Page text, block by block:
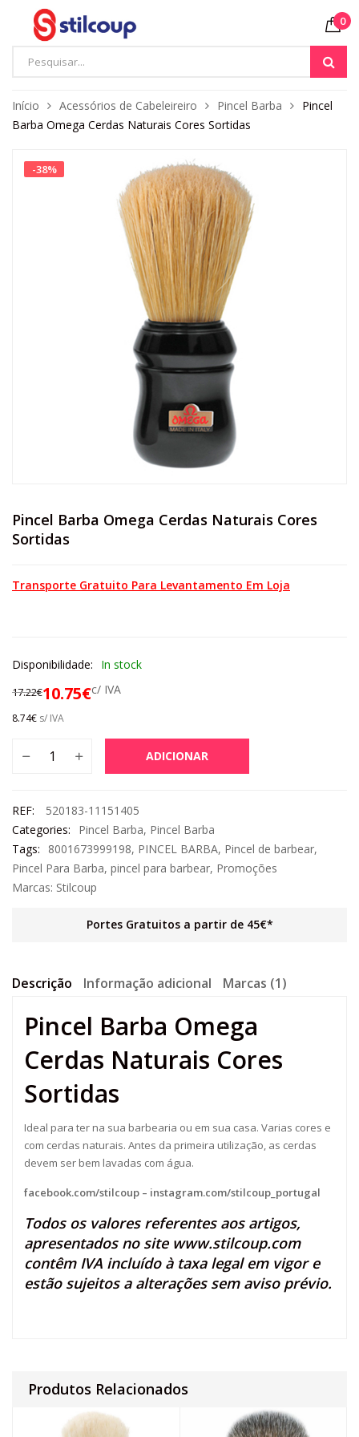
0
Início Acessórios de Cabeleireiro Pincel Barba
Pincel
Barba Omega Cerdas Naturais Cores Sortidas
-38%
Pincel Barba Omega Cerdas Naturais Cores
Sortidas
Transporte Gratuito Para Levantamento Em Loja
Disponibilidade: In stock
17.22€10.75€c/ IVA
8.74€ s/ IVA
ADICIONAR
REF:
520183-11151405
Categories:
Pincel Barba, Pincel Barba
Tags:
8001673999198, PINCEL BARBA, Pincel de barbear,
Pincel Para Barba, pincel para barbear, Promoções
Marcas: Stilcoup
Portes Gratuitos a partir de 45€*
Descrição Informação adicional Marcas (1)
Pincel Barba Omega
Cerdas Naturais Cores
Sortidas
Ideal para ter na sua barbearia ou em sua casa. Varias cores e
com cerdas naturais. Antes da primeira utilização, as cerdas
devem ser bem lavadas com água.
facebook.com/stilcoup – instagram.com/stilcoup_portugal
Todos os valores referentes aos artigos,
apresentados no site www.stilcoup.com
contêm IVA incluído à taxa legal em vigor e
estão sujeitos a alterações sem aviso prévio.
Produtos Relacionados